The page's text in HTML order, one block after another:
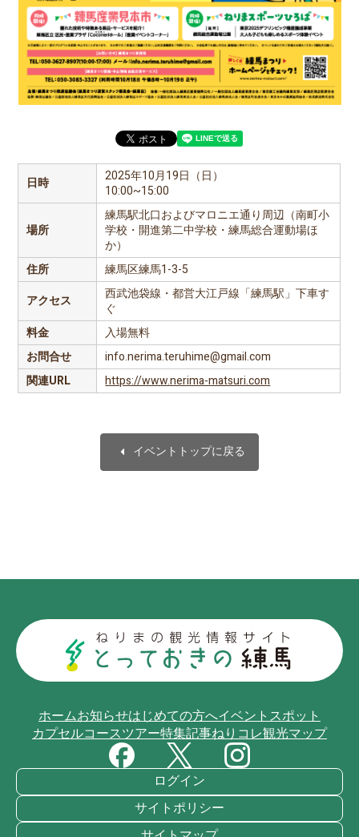
日時
2025年10月19日（日）
10:00~15:00
場所
練馬駅北口およびマロニエ通り周辺（南町小
学校・開進第二中学校・練馬総合運動場ほ
か）
住所
練馬区練馬1-3-5
アクセス
西武池袋線・都営大江戸線「練馬駅」下車す
ぐ
料金
入場無料
お問合せ
info.nerima.teruhime@gmail.com
関連URL
https://www.nerima-matsuri.com
arrow_left イベントトップに戻る
ホームお知らせはじめての方へイベントスポット
カプセルコースツアー特集記事ねりコレ観光マップ
ログイン
サイトポリシー